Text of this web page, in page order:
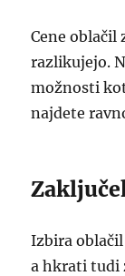
Cene oblačil
razlikujejo.
možnosti
najdete
Izbira
a hkrati tudi